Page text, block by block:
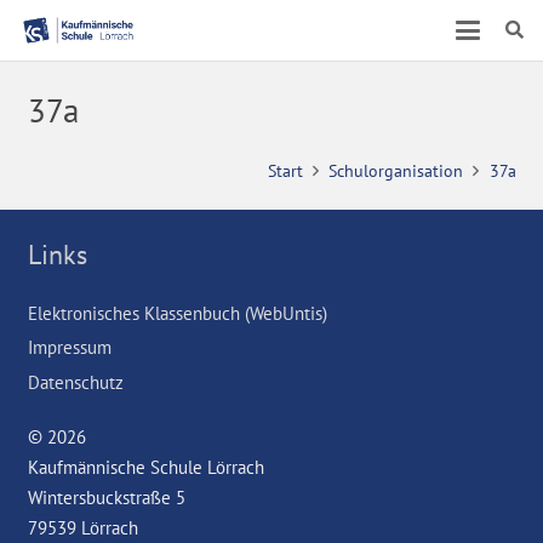
37a
Start Schulorganisation 37a
Links
Elektronisches Klassenbuch (WebUntis)
Impressum
Datenschutz
© 2026
Kaufmännische Schule Lörrach
Wintersbuckstraße 5
79539 Lörrach